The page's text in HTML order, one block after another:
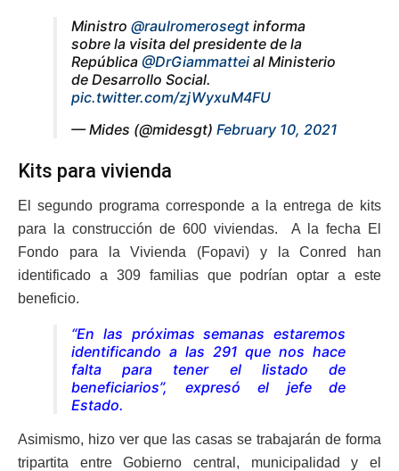
Ministro @raulromerosegt informa
sobre la visita del presidente de la
República @DrGiammattei al Ministerio
de Desarrollo Social.
pic.twitter.com/zjWyxuM4FU
— Mides (@midesgt) February 10, 2021
Kits para vivienda
El segundo programa corresponde a la entrega de kits
para la construcción de 600 viviendas. A la fecha El
Fondo para la Vivienda (Fopavi) y la Conred han
identificado a 309 familias que podrían optar a este
beneficio.
“En las próximas semanas estaremos
identificando a las 291 que nos hace
falta para tener el listado de
beneficiarios”, expresó el jefe de
Estado.
Asimismo, hizo ver que las casas se trabajarán de forma
tripartita entre Gobierno central, municipalidad y el